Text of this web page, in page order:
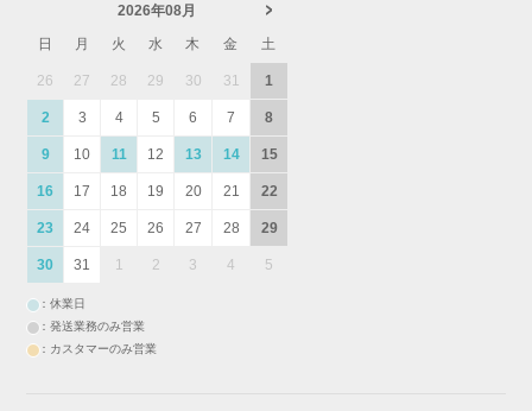
2026年08月
日
月 火 水 木 金 土
26 27 28 29 30 31 1
2 3 4 5 6 7 8
9 10 11 12 13 14 15
16 17 18 19 20 21 22
23 24 25 26 27 28 29
30 31 1 2 3 4 5
：休業日
：発送業務のみ営業
：カスタマーのみ営業